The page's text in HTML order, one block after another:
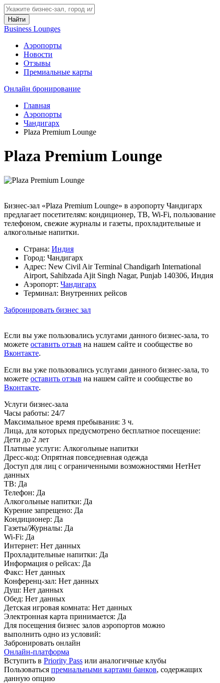
Найти
Business Lounges
Аэропорты
Новости
Отзывы
Премиальные карты
Онлайн бронирование
Главная
Аэропорты
Чандигарх
Plaza Premium Lounge
Plaza Premium Lounge
Бизнес-зал «Plaza Premium Lounge» в аэропорту Чандигарх
предлагает посетителям: кондиционер, ТВ, Wi-Fi, пользование
телефоном, свежие журналы и газеты, прохладительные и
алкогольные напитки.
Страна: Индия
Город: Чандигарх
Адрес: New Civil Air Terminal Chandigarh International
Airport, Sahibzada Ajit Singh Nagar, Punjab 140306, Индия
Аэропорт: Чандигарх
Терминал: Внутренних рейсов
Забронировать бизнес зал
Если вы уже пользовались услугами данного бизнес-зала, то
можете оставить отзыв на нашем сайте и сообществе во
Вконтакте.
Если вы уже пользовались услугами данного бизнес-зала, то
можете оставить отзыв на нашем сайте и сообществе во
Вконтакте.
Услуги бизнес-зала
Часы работы: 24/7
Максимальное время пребывания: 3 ч.
Лица, для которых предусмотрено бесплатное посещение:
Дети до 2 лет
Платные услуги: Алкогольные напитки
Дресс-код: Опрятная повседневная одежда
Доступ для лиц с ограниченными возможностями НетНет
данных
ТВ: Да
Телефон: Да
Алкогольные напитки: Да
Курение запрещено: Да
Кондиционер: Да
Газеты/Журналы: Да
Wi-Fi: Да
Интернет: Нет данных
Прохладительные напитки: Да
Информация о рейсах: Да
Факс: Нет данных
Конференц-зал: Нет данных
Душ: Нет данных
Обед: Нет данных
Детская игровая комната: Нет данных
Электронная карта принимается: Да
Для посещения бизнес залов аэропортов можно
выполнить одно из условий:
Забронировать онлайн
Онлайн-платформа
Вступить в Priority Pass или аналогичные клубы
Пользоваться премиальными картами банков, содержащих
данную опцию